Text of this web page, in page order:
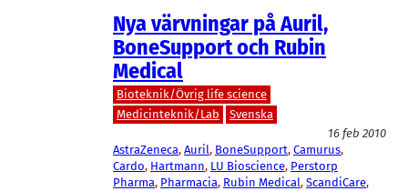
Nya värvningar på Auril,
BoneSupport och Rubin
Medical
Bioteknik/Övrig life science
Medicinteknik/Lab
Svenska
16 feb 2010
AstraZeneca, Auril, BoneSupport, Camurus
Cardo, Hartmann, LU Bioscience, Perstorp
Pharma, Pharmacia, Rubin Medical, ScandiCare